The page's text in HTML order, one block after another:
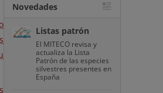
Novedades
Listas patrón
El MITECO revisa y
actualiza la Lista
Patrón de las especies
silvestres presentes en
España